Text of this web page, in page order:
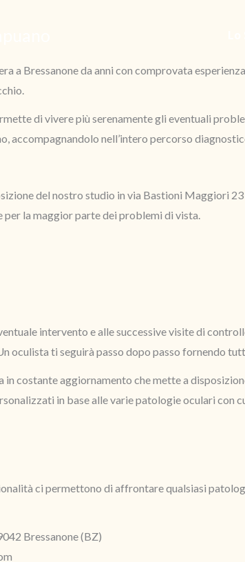
a Bressanone da anni con comprovata
di vivere più serenamente gli eventuali
accompagnandolo nell’intero percorso
del nostro studio in via Bastioni Maggiori
la maggior parte dei problemi di vista.
intervento e alle successive visite di
oculista ti seguirà passo dopo passo fornendo
in costante aggiornamento che mette a
in base alle varie patologie oculari con
ci permettono di affrontare qualsiasi
Bressanone (BZ)